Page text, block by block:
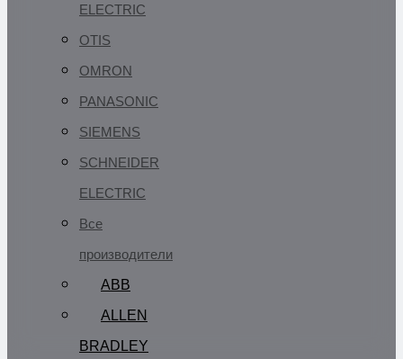
ELECTRIC
OTIS
OMRON
PANASONIC
SIEMENS
SCHNEIDER
ELECTRIC
Все
производители
ABB
ALLEN
BRADLEY